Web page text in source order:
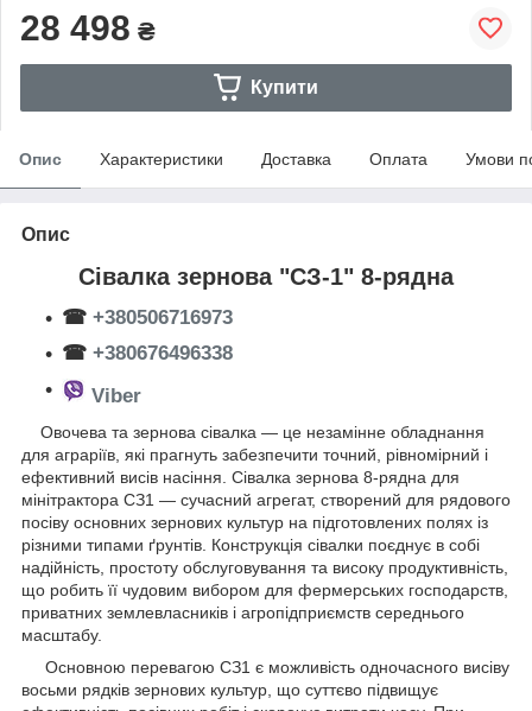
28 498 ₴
Купити
Опис Характеристики Доставка Оплата Умови
Опис
Сівалка зернова "СЗ-1" 8-рядна
☎ +380506716973
☎ +380676496338
Viber
Овочева та зернова сівалка — це незамінне обладнання
для аграріїв, які прагнуть забезпечити точний, рівномірний і
ефективний висів насіння. Сівалка зернова 8-рядна для
мінітрактора СЗ1 — сучасний агрегат, створений для рядового
посіву основних зернових культур на підготовлених полях із
різними типами ґрунтів. Конструкція сівалки поєднує в собі
надійність, простоту обслуговування та високу продуктивність,
що робить її чудовим вибором для фермерських господарств,
приватних землевласників і агропідприємств середнього
масштабу.
Основною перевагою СЗ1 є можливість одночасного висіву
восьми рядків зернових культур, що суттєво підвищує